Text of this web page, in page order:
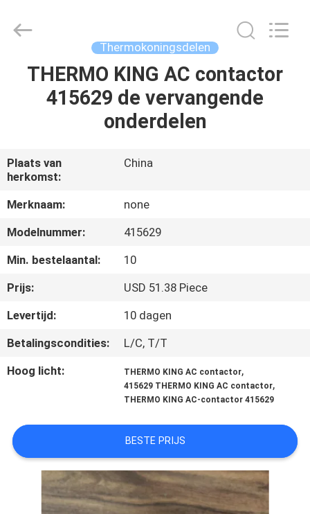
THUIS
PRODUCTEN
OVER
ONS
FABRIEKSTOCHT
NEEM
CONTACT
MET
NIEUWS
GEVALLEN
LIMITED.
Reserved.
Thermokoningsdelen
THERMO KING AC contactor
415629 de vervangende
onderdelen
Plaats van
herkomst:
China
Merknaam:
none
Modelnummer:
415629
Min. bestelaantal:
10
Prijs:
USD 51.38 Piece
Levertijd:
10 dagen
Betalingscondities:
L/C, T/T
Hoog licht:
THERMO KING AC contactor,
415629 THERMO KING AC contactor,
THERMO KING AC-contactor 415629
BESTE PRIJS